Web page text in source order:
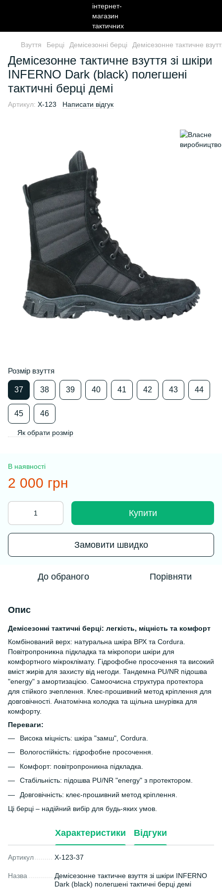
Взуття Берці Демісезонні берці Демісезонне тактичне
Демісезонне тактичне взуття зі шкіри
INFERNO Dark (black) полегшені
тактичні берці демі
Артикул: X-123 Написати відгук
Розмір взуття
37 38 39 40 41 42 43 44
45 46
Як обрати розмір
В наявності
2 000 грн
Купити
Замовити швидко
До обраного Порівняти
Опис
Демісезонні тактичні берці: легкість, міцність та комфорт
Комбінований верх: натуральна шкіра ВРХ та Cordura.
Повітропроникна підкладка та мікропори шкіри для
комфортного мікроклімату. Гідрофобне просочення та високий
вміст жирів для захисту від негоди. Тандемна PU/NR підошва
"energy" з амортизацією. Самоочисна структура протектора
для стійкого зчеплення. Клеє-прошивний метод кріплення для
довговічності. Анатомічна колодка та щільна шнурівка для
комфорту.
Переваги:
Висока міцність: шкіра "замш", Cordura.
Вологостійкість: гідрофобне просочення.
Комфорт: повітропроникна підкладка.
Стабільність: підошва PU/NR "energy" з протектором.
Довговічність: клеє-прошивний метод кріплення.
Ці берці – надійний вибір для будь-яких умов.
Характеристики Відгуки
Артикул X-123-37
Назва
Демісезонне тактичне взуття зі шкіри INFERNO
Dark (black) полегшені тактичні берці демі